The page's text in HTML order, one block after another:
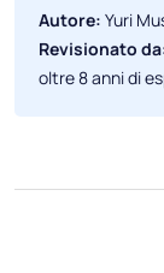
Autore: Yuri
Revisionato
oltre 8 anni di